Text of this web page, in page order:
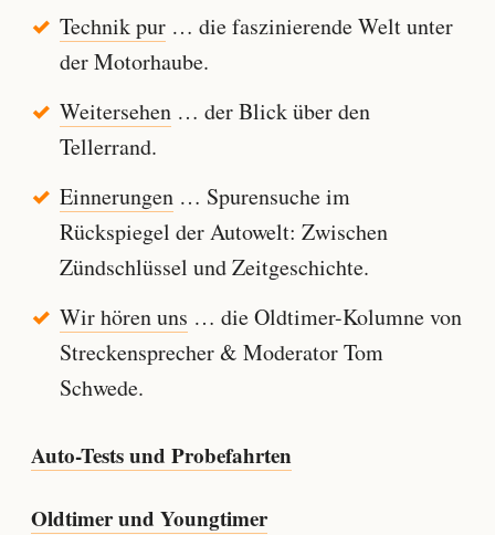
Technik pur… die faszinierende Welt unter
der Motorhaube.
Weitersehen… der Blick über den
Tellerrand.
Einnerungen… Spurensuche im
Rückspiegel der Autowelt: Zwischen
Zündschlüssel und Zeitgeschichte.
Wir hören uns … die Oldtimer-Kolumne von
Streckensprecher & Moderator Tom
Schwede.
Auto-Tests und Probefahrten
Oldtimer und Youngtimer